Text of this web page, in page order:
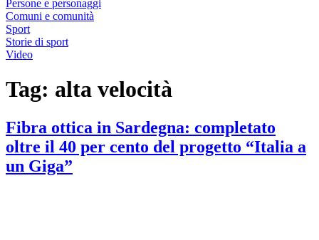
Persone e personaggi
Comuni e comunità
Sport
Storie di sport
Video
Tag: alta velocità
Fibra ottica in Sardegna: completato
oltre il 40 per cento del progetto “Italia a
un Giga”